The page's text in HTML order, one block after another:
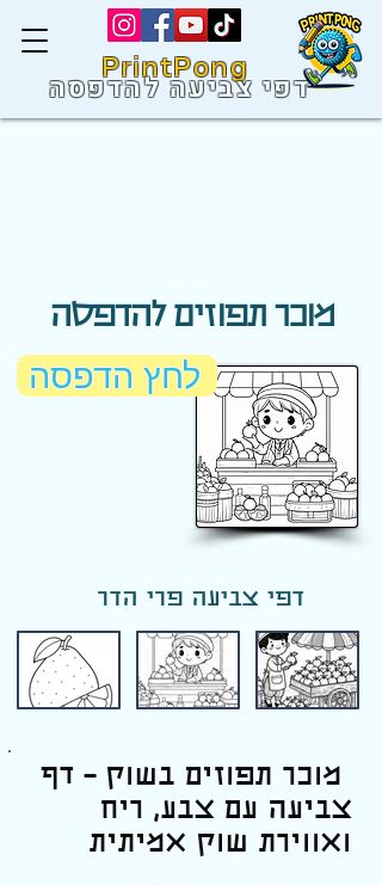
PrintPong
דפי צביעה להדפסה
מוכר תפוזים להדפסה
לחץ הדפסה
דפי צביעה פרי הדר
מוכר תפוזים בשוק – דף
צביעה עם צבע, ריח
ואווירת שוק אמיתית